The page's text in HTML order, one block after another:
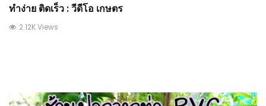
ทำง่าย ติดเร็ว : วีดีโอ เกษตร
2.12K Views